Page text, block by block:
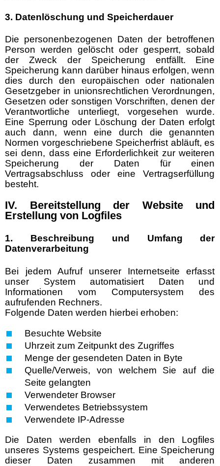
3. Datenlöschung und Speicherdauer
Die personenbezogenen Daten der betroffenen
Person werden gelöscht oder gesperrt, sobald
der Zweck der Speicherung entfällt. Eine
Speicherung kann darüber hinaus erfolgen, wenn
dies durch den europäischen oder nationalen
Gesetzgeber in unionsrechtlichen Verordnungen,
Gesetzen oder sonstigen Vorschriften, denen der
Verantwortliche unterliegt, vorgesehen wurde.
Eine Sperrung oder Löschung der Daten erfolgt
auch dann, wenn eine durch die genannten
Normen vorgeschriebene Speicherfrist abläuft, es
sei denn, dass eine Erforderlichkeit zur weiteren
Speicherung der Daten für einen
Vertragsabschluss oder eine Vertragserfüllung
besteht.
IV. Bereitstellung der Website und
Erstellung von Logfiles
1. Beschreibung und Umfang der
Datenverarbeitung
Bei jedem Aufruf unserer Internetseite erfasst
unser System automatisiert Daten und
Informationen vom Computersystem des
aufrufenden Rechners.
Folgende Daten werden hierbei erhoben:
Besuchte Website
Uhrzeit zum Zeitpunkt des Zugriffes
Menge der gesendeten Daten in Byte
Quelle/Verweis, von welchem Sie auf die
Seite gelangten
Verwendeter Browser
Verwendetes Betriebssystem
Verwendete IP-Adresse
Die Daten werden ebenfalls in den Logfiles
unseres Systems gespeichert. Eine Speicherung
dieser Daten zusammen mit anderen